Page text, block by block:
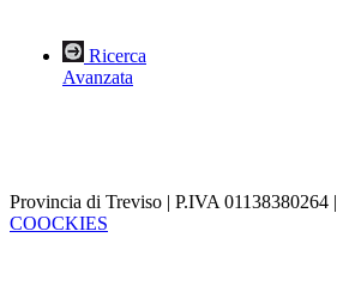
Ricerca
Avanzata
Provincia di Treviso | P.IVA 01138380264 |
COOCKIES